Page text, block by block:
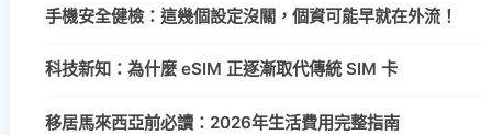
手機安全健檢：這幾個設定沒關，個資可能早就在外流！
科技新知：為什麼 eSIM 正逐漸取代傳統 SIM 卡
移居馬來西亞前必讀：2026年生活費用完整指南